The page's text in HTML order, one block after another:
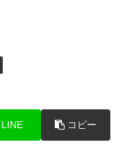
LINE コピー